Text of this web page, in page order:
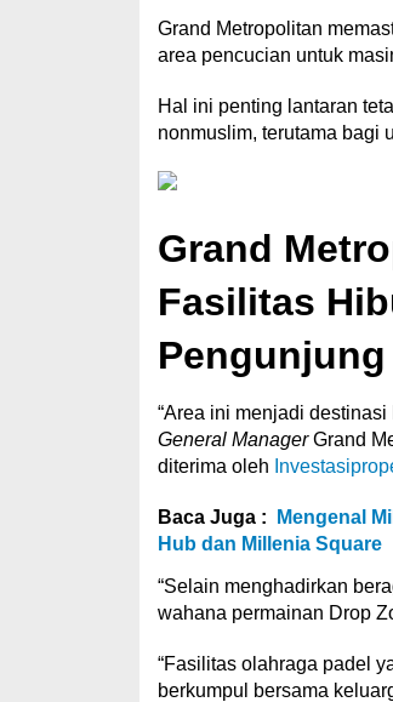
Grand Metropolitan
area pencucian untuk
Hal ini penting lantaran
nonmuslim, terutama bagi
Grand
Fasilitas
Pengunjung
“Area ini menjadi
General ManagerGrand
diterima oleh
Baca Juga :
Mengenal
Hub dan Millenia Square
“Selain menghadirkan
wahana permainan Drop
“Fasilitas olahraga padel
berkumpul bersama